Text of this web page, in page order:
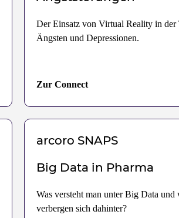
Der Einsatz von Virtual Reality in der
Ängsten und Depressionen.
Zur Connect
arcoro SNAPS
Big Data in Pharma
Was versteht man unter Big Data und
verbergen sich dahinter?